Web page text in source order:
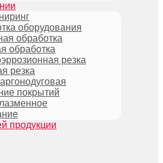
оборудования
обработка
обработка
резка
резка
покрытий
продукции